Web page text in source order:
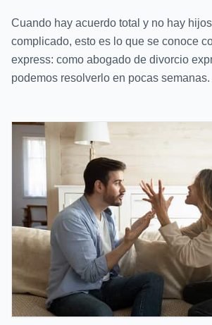
Cuando hay acuerdo total y no hay
complicado, esto es lo que se conoce
express: como abogado de divorcio
podemos resolverlo en pocas semanas.